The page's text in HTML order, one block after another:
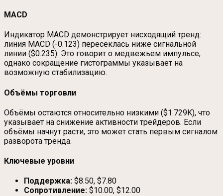
MACD
Индикатор MACD демонстрирует нисходящий тренд:
линия MACD (-0.123) пересеклась ниже сигнальной
линии ($0.235). Это говорит о медвежьем импульсе,
однако сокращение гистограммы указывает на
возможную стабилизацию.
Объёмы торговли
Объёмы остаются относительно низкими ($1.729K), что
указывает на снижение активности трейдеров. Если
объёмы начнут расти, это может стать первым сигналом
разворота тренда.
Ключевые уровни
Поддержка: $8.50, $7.80
Сопротивление: $10.00, $12.00